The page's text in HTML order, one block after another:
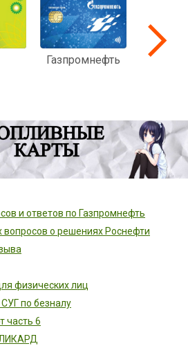
Газпромнефть
и ответов по Газпромнефть
вопросов о решениях Роснефти
физических лиц
по безналу
часть 6
ЛИКАРД